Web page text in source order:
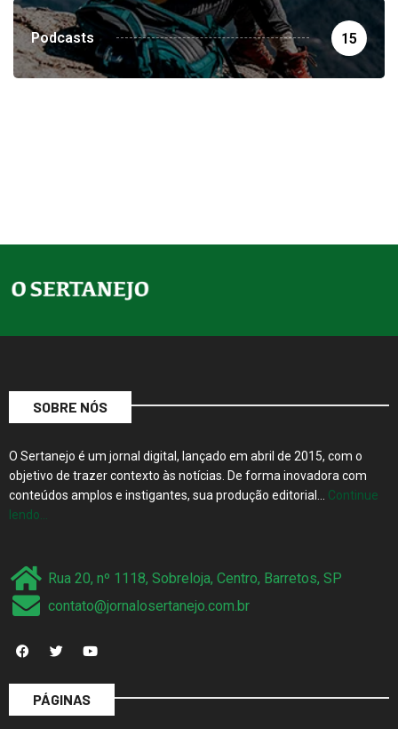
Podcasts 15
SOBRE NÓS
O Sertanejo é um jornal digital, lançado em abril de 2015, com o
objetivo de trazer contexto às notícias. De forma inovadora com
conteúdos amplos e instigantes, sua produção editorial… Continue
lendo…
Rua 20, nº 1118, Sobreloja, Centro, Barretos, SP
contato@jornalosertanejo.com.br
PÁGINAS